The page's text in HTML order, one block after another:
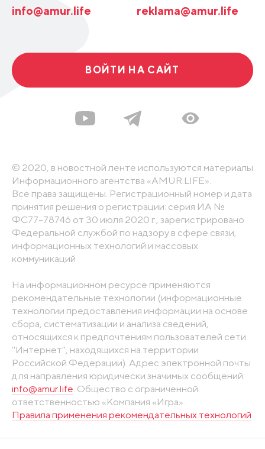
info@amur.life reklama@amur.life
ВОЙТИ НА САЙТ
© 2020, в новостной ленте используются материалы
Информационного агентства «AMUR.LIFE».
Все права защищены. Регистрационный номер и дата
принятия решения о регистрации: серия ИА №
ФС77-78746 от 30 июля 2020 г., зарегистрировано
Федеральной службой по надзору в сфере связи,
информационных технологий и массовых
коммуникаций
На информационном ресурсе применяются
рекомендательные технологии (информационные
технологии предоставления информации на основе
сбора, систематизации и анализа сведений,
относящихся к предпочтениям пользователей сети
"Интернет", находящихся на территории
Российской Федерации). Адрес электронной почты
для направления юридически значимых сообщений:
info@amur.life. Общество с ограниченной
ответственностью «Компания «Игра».
Правила применения рекомендательных технологий